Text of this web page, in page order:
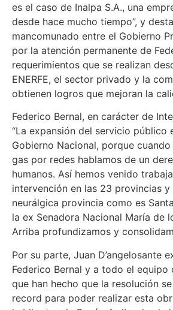
es el caso de Inalpa S.A., una
desde hace mucho tiempo”, y
mancomunado entre el Gobierno
por la atención permanente de
requerimientos que se realizan
ENERFE, el sector privado y la
obtienen logros que mejoran la
Federico Bernal, en carácter de
“La expansión del servicio público
Gobierno Nacional, porque
gas por redes hablamos de un
humanos. Así hemos venido
intervención en las 23 provincias
neurálgica provincia como es
la ex Senadora Nacional María de
Arriba profundizamos y
Por su parte, Juan D’angelosante
Federico Bernal y a todo el equipo
que han hecho que la resolución
record para poder realizar esta